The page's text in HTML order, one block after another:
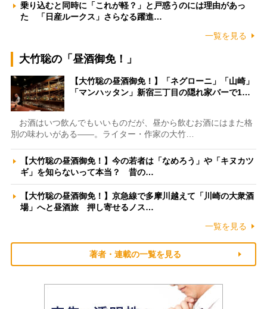
乗り込むと同時に「これが軽？」と戸惑うのには理由があっ
た 「日産ルークス」さらなる躍進…
一覧を見る
大竹聡の「昼酒御免！」
【大竹聡の昼酒御免！】「ネグローニ」「山崎」
「マンハッタン」新宿三丁目の隠れ家バーで1…
お酒はいつ飲んでもいいものだが、昼から飲むお酒にはまた格
別の味わいがある――。ライター・作家の大竹…
【大竹聡の昼酒御免！】今の若者は「なめろう」や「キヌカツ
ギ」を知らないって本当？ 昔の…
【大竹聡の昼酒御免！】京急線で多摩川越えて「川崎の大衆酒
場」へと昼酒旅 押し寄せるノス…
一覧を見る
著者・連載の一覧を見る